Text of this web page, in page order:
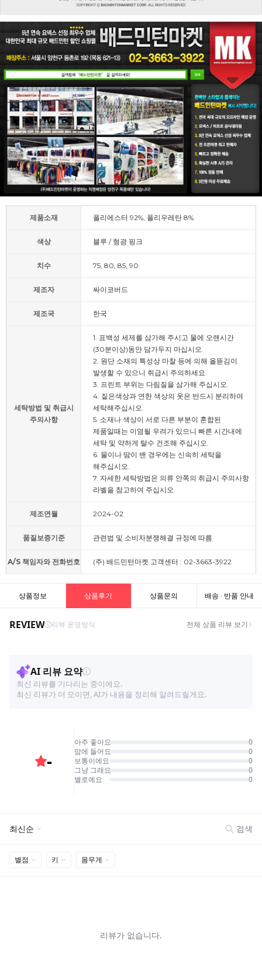
제품소재 폴리에스터 92%, 폴리우레탄 8%
색상 블루 / 형광 핑크
치수 75, 80, 85, 90
제조자 싸이코버드
제조국 한국
세탁방법 및 취급시
주의사항
1. 표백성 세제를 삼가해 주시고 물에 오랜시간
(30분이상)동안 담가두지 마십시오.
2. 원단 소재의 특성상 마찰 등에 의해 올뜯김이
발생할 수 있으니 취급시 주의하세요.
3. 프린트 부위는 다림질을 삼가해 주십시오.
4. 짙은색상과 연한 색상의 옷은 반드시 분리하여
세탁해주십시오.
5. 소재나 색상이 서로 다른 부분이 혼합된
제품일때는 이염될 우려가 있으니 빠른 시간내에
세탁 및 약하게 탈수 건조해 주십시오.
6. 물이나 땀이 밴 경우에는 신속히 세탁을
해주십시오.
7. 자세한 세탁방법은 의류 안쪽의 취급시 주의사항
라벨을 참고하여 주십시오.
제조연월 2024-02
품질보증기준 관련법 및 소비자분쟁해결 규정에 따름
A/S 책임자와 전화번호 (주) 배드민턴마켓 고객센터 : 02-3663-3922
상품정보 상품후기 상품문의 배송 · 반품 안내